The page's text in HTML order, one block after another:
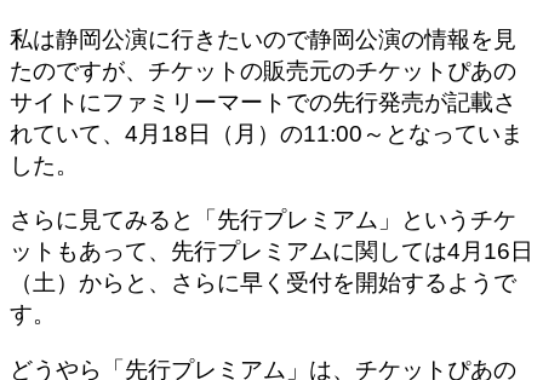
私は静岡公演に行きたいので静岡公演の情報を見
たのですが、チケットの販売元のチケットぴあの
サイトにファミリーマートでの先行発売が記載さ
れていて、 4月18日（月）の11:00～ となっていま
した。
さらに見てみると「先行プレミアム」というチケ
ットもあって、先行プレミアムに関しては4月16日
（土）からと、さらに早く受付を開始するようで
す。
どうやら「先行プレミアム」は、チケットぴあの